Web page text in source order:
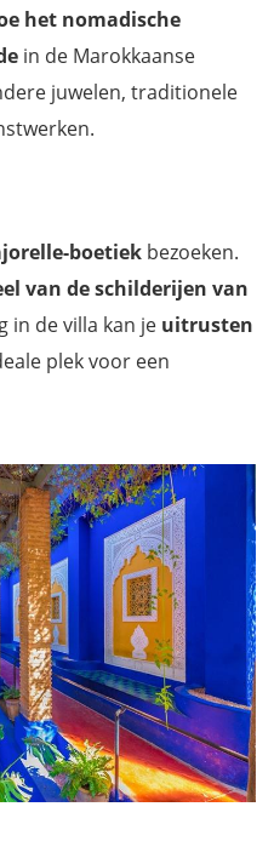
het nomadische
in de Marokkaanse
juwelen, traditionele
boetiek bezoeken.
van de schilderijen van
in de villa kan je uitrusten
plek voor een